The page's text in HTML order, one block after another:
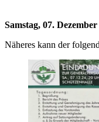
Samstag, 07.
Näheres kann der